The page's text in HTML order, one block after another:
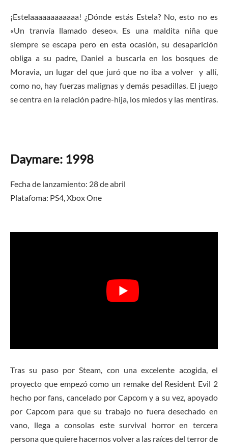
¡Estelaaaaaaaaaaaa! ¿Dónde estás Estela? No, esto no es
«Un tranvía llamado deseo». Es una maldita niña que
siempre se escapa pero en esta ocasión, su desaparición
obliga a su padre, Daniel a buscarla en los bosques de
Moravia, un lugar del que juró que no iba a volver y allí,
como no, hay fuerzas malignas y demás pesadillas. El juego
se centra en la relación padre-hija, los miedos y las mentiras.
Daymare: 1998
Fecha de lanzamiento: 28 de abril
Platafoma: PS4,Xbox One
Tras su paso por Steam, con una excelente acogida, el
proyecto que empezó como un remake del Resident Evil 2
hecho por fans, cancelado por Capcom y a su vez, apoyado
por Capcom para que su trabajo no fuera desechado en
vano, llega a consolas este survival horror en tercera
persona que quiere hacernos volver a las raíces del terror de